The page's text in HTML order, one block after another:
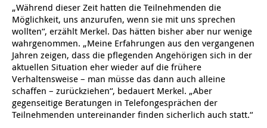
Kindertagesstätte Rosenbergstraße
Kindertagesstätte Schneiderberg
Kindertagesstätte Schweriner Straße /
Familienzentrum
Kindertagesstätte Sylter Weg
„Während dieser Zeit hatten die Teilnehmenden die
Möglichkeit, uns anzurufen, wenn sie mit uns sprechen
wollten“, erzählt Merkel. Das hätten bisher aber nur wenige
wahrgenommen. „Meine Erfahrungen aus den vergangenen
Jahren zeigen, dass die pflegenden Angehörigen sich in der
aktuellen Situation eher wieder auf die frühere
Verhaltensweise – man müsse das dann auch alleine
schaffen – zurückziehen“, bedauert Merkel. „Aber
gegenseitige Beratungen in Telefongesprächen der
Teilnehmenden untereinander finden sicherlich auch statt.“